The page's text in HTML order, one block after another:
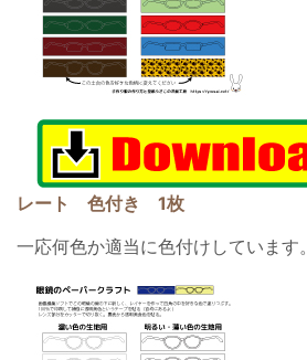
レート 色付き 1枚
一応何色か適当に色付けしています。